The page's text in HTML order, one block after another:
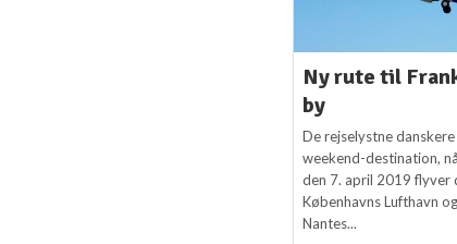
Ny rute til
by
De rejselystne
weekend-destination,
den 7. april 2019 flyver
Københavns Lufthavn
Nantes...